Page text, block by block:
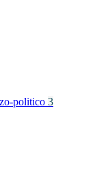
politico 3